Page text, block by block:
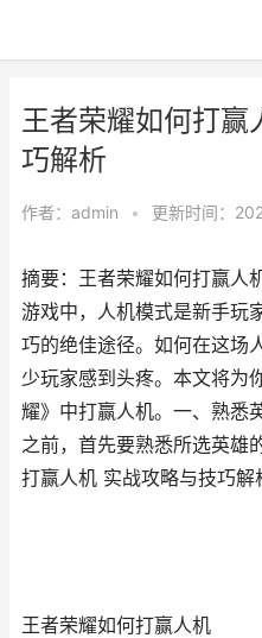
王者荣耀如何打赢
巧解析
作者： admin • 更新时间：
摘要：王者荣耀如何打赢人
游戏中，人机模式是新手玩
巧的绝佳途径。如何在这场
少玩家感到头疼。本文将为
耀》中打赢人机。一、熟悉
之前，首先要熟悉所选英雄
打赢人机 实战攻略与技巧解
王者荣耀如何打赢人机